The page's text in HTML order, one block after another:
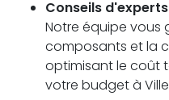
Conseils d'experts
Notre équipe vous
composants et la
optimisant le coût
votre budget à